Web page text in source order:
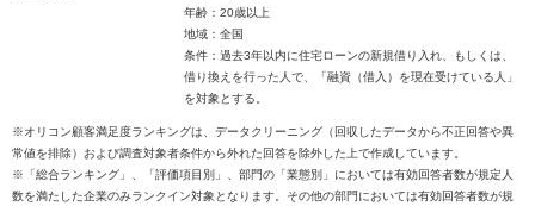
年齢：20歳以上
地域：全国
条件：過去3年以内に住宅ローンの新規借り入れ、もしくは、
借り換えを行った人で、「融資（借入）を現在受けている人」
を対象とする。
※オリコン顧客満足度ランキングは、データクリーニング（回収したデータから不正回答や異
常値を排除）および調査対象者条件から外れた回答を除外した上で作成しています。
※「総合ランキング」、「評価項目別」、部門の「業態別」においては有効回答者数が規定人
数を満たした企業のみランクイン対象となります。その他の部門においては有効回答者数が規